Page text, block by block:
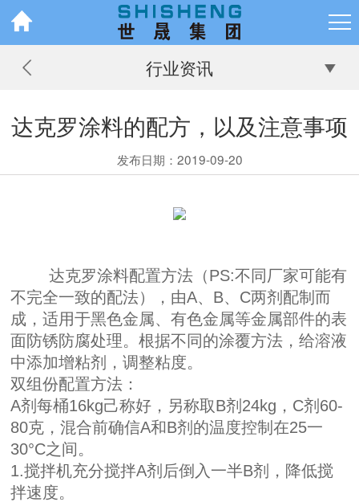
行业资讯
达克罗涂料的配方，以及注意事项
发布日期：2019-09-20
达克罗涂料配置方法（PS:不同厂家可能有
不完全一致的配法），由A、B、C两剂配制而
成，适用于黑色金属、有色金属等金属部件的表
面防锈防腐处理。根据不同的涂覆方法，给溶液
中添加增粘剂，调整粘度。
双组份配置方法：
A剂每桶16kg己称好，另称取B剂24kg，C剂60-
80克，混合前确信A和B剂的温度控制在25一
30°C之间。
1.搅拌机充分搅拌A剂后倒入一半B剂，降低搅
拌速度。